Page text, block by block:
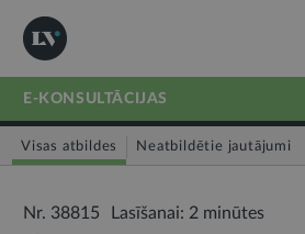
E-KONSULTĀCIJAS
Visas atbildes Neatbildētie jautājumi
Nr. 38815 Lasīšanai: 2 minūtes